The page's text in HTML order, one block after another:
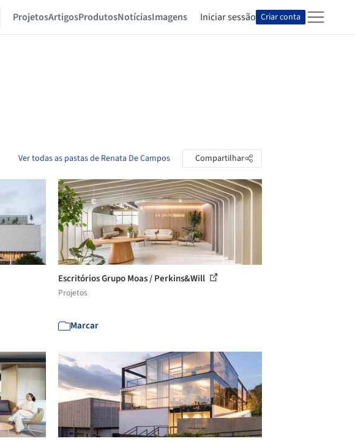
ProjetosArtigosProdutosNotíciasImagens Iniciar sessão Criar conta
Ver todas as pastas de Renata De Campos Compartilhar
Escritórios Grupo Moas / Perkins&Will
Projetos
Marcar